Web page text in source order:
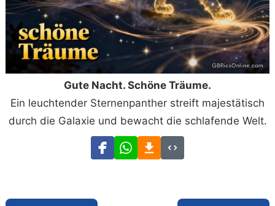
Gute Nacht. Schöne Träume.
Ein leuchtender Sternenpanther streift majestätisch
durch die Galaxie und bewacht die schlafende Welt.